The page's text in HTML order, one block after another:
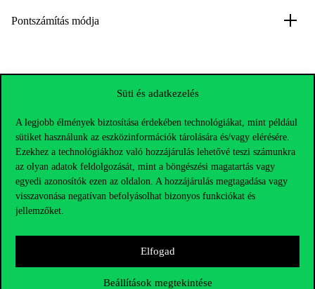
Süti és adatkezelés
A legjobb élmények biztosítása érdekében technológiákat, mint például
sütiket használunk az eszközinformációk tárolására és/vagy elérésére.
Ezekhez a technológiákhoz való hozzájárulás lehetővé teszi számunkra
az olyan adatok feldolgozását, mint a böngészési magatartás vagy
egyedi azonosítók ezen az oldalon. A hozzájárulás megtagadása vagy
visszavonása negatívan befolyásolhat bizonyos funkciókat és
jellemzőket.
Elfogad
Beállítások megtekintése
Pontszámítás módja
Corvinus Ösztöndíjprogram
A jelentkezés sajátos feltételei